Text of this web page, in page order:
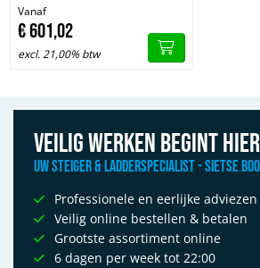
Vanaf
€601,02
excl. 21,00% btw
Veilig werken begint
Uw Steiger & Ladderspecialist - Sietse
Professionele en eerlijke adviezen
Veilig online bestellen & betalen
Grootste assortiment online
6 dagen per week tot 22:00